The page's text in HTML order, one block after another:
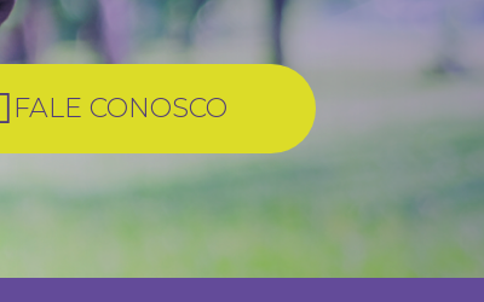
FALE CONOSCO